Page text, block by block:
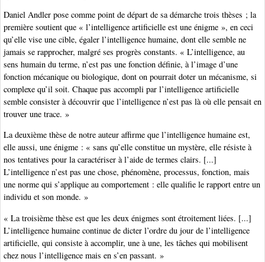
Daniel Andler pose comme point de départ de sa démarche trois thèses ; la
première soutient que « l’intelligence artificielle est une énigme », en ceci
qu’elle vise une cible, égaler l’intelligence humaine, dont elle semble ne
jamais se rapprocher, malgré ses progrès constants. « L’intelligence, au
sens humain du terme, n’est pas une fonction définie, à l’image d’une
fonction mécanique ou biologique, dont on pourrait doter un mécanisme, si
complexe qu’il soit. Chaque pas accompli par l’intelligence artificielle
semble consister à découvrir que l’intelligence n’est pas là où elle pensait en
trouver une trace. »
La deuxième thèse de notre auteur affirme que l’intelligence humaine est,
elle aussi, une énigme : « sans qu’elle constitue un mystère, elle résiste à
nos tentatives pour la caractériser à l’aide de termes clairs. [...]
L’intelligence n’est pas une chose, phénomène, processus, fonction, mais
une norme qui s’applique au comportement : elle qualifie le rapport entre un
individu et son monde. »
« La troisième thèse est que les deux énigmes sont étroitement liées. [...]
L’intelligence humaine continue de dicter l’ordre du jour de l’intelligence
artificielle, qui consiste à accomplir, une à une, les tâches qui mobilisent
chez nous l’intelligence mais en s’en passant. »